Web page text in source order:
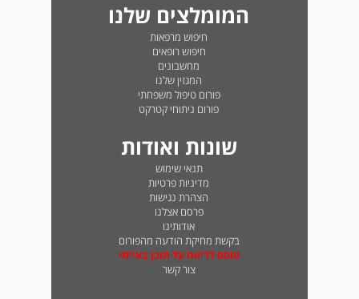
המומלצים שלנו
חיפוש מרפאות
חיפוש רופאים
מחשבונים
המגזין שלנו
פורום טיפול משפחתי
פורום ניתוחי קטרקט
שונות ואודות
תנאי שימוש
מדיניות פרטיות
הצהרת נגישות
פרסם אצלנו
אודותינו
בקשת מחיקת הודעה מהפורום
טופס לדיווח על תוכן בעייתי
צור קשר